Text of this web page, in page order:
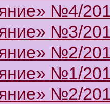
№4/
№3/
№2/
№1/
№2/